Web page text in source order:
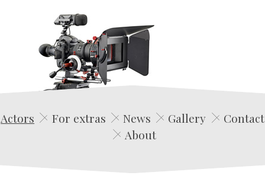
Edwin Film Agencja Aktorska
Actors For extras News Gallery
Contact
About